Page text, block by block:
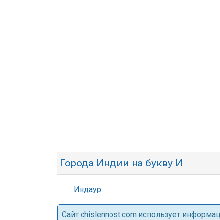
Города Индии на букву И
Индаур
Cайт chislennost.com использует